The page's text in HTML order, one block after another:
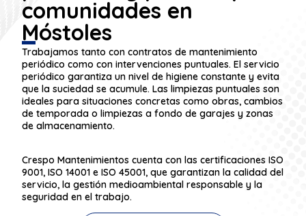
comunidades en
Móstoles
Trabajamos tanto con contratos de mantenimiento
periódico como con intervenciones puntuales. El servicio
periódico garantiza un nivel de higiene constante y evita
que la suciedad se acumule. Las limpiezas puntuales son
ideales para situaciones concretas como obras, cambios
de temporada o limpiezas a fondo de garajes y zonas
de almacenamiento.
Crespo Mantenimientos cuenta con las certificaciones ISO
9001, ISO 14001 e ISO 45001, que garantizan la calidad del
servicio, la gestión medioambiental responsable y la
seguridad en el trabajo.